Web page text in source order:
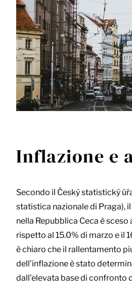
Inflazione e
Secondo il Český statistický
statistica nazionale di Praga),
nella Repubblica Ceca è sceso
rispetto al 15.0% di marzo e il
è chiaro che il rallentamento
dell’inflazione è stato
dall’elevata base di confronto